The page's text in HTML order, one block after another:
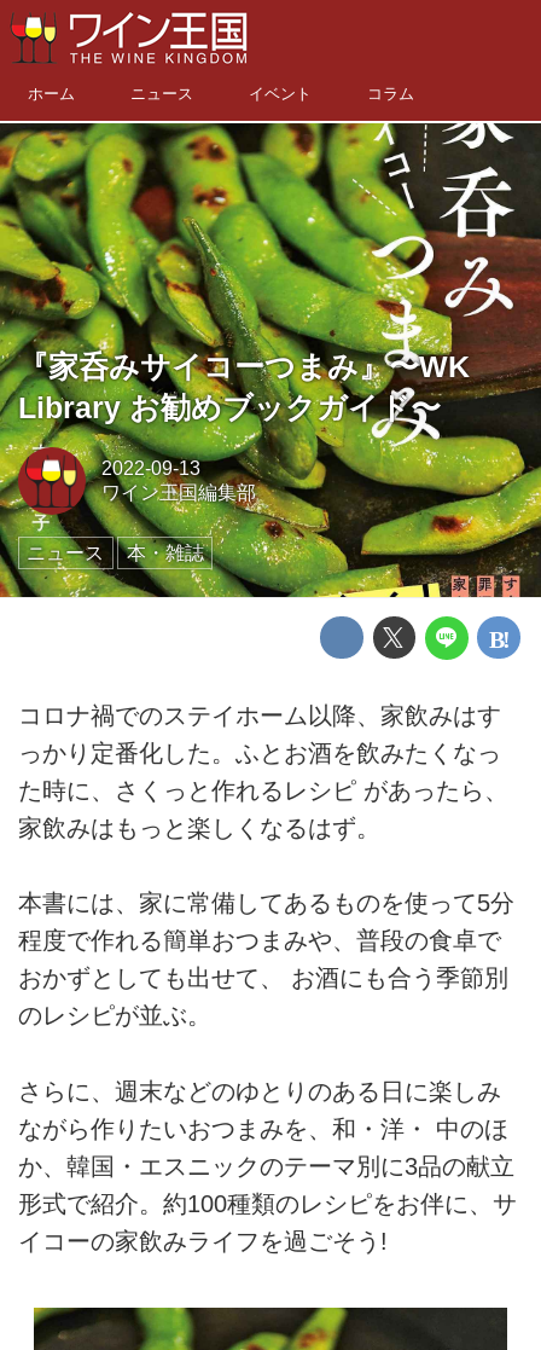
ホーム ニュース イベント コラム
『家呑みサイコーつまみ』〜WK
Library お勧めブックガイド〜
2022-09-13
ワイン王国編集部
ニュース 本・雑誌
コロナ禍でのステイホーム以降、家飲みはす
っかり定番化した。ふとお酒を飲みたくなっ
た時に、さくっと作れるレシピ があったら、
家飲みはもっと楽しくなるはず。
本書には、家に常備してあるものを使って5分
程度で作れる簡単おつまみや、普段の食卓で
おかずとしても出せて、 お酒にも合う季節別
のレシピが並ぶ。
さらに、週末などのゆとりのある日に楽しみ
ながら作りたいおつまみを、和・洋・ 中のほ
か、韓国・エスニックのテーマ別に3品の献立
形式で紹介。約100種類のレシピをお伴に、サ
イコーの家飲みライフを過ごそう!